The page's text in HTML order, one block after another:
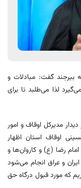
بیرجند گفت: مبادلات و
لذا می‌طلبد تا برای
مدیرکل اوقاف و امور
اوقاف استان اظهار
رضا (ع) و کاروان‌ها و
و عراق انجام می‌شود
که مورد قبول درگاه حق